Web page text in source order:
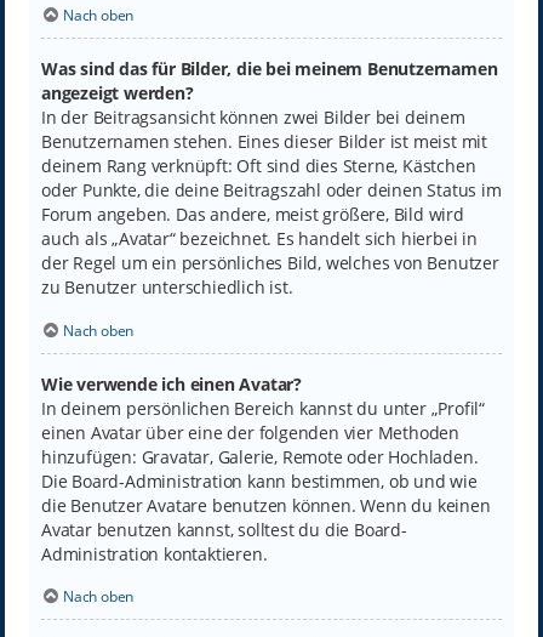
Nach oben
Was sind das für Bilder, die bei meinem Benutzernamen
angezeigt werden?
In der Beitragsansicht können zwei Bilder bei deinem
Benutzernamen stehen. Eines dieser Bilder ist meist mit
deinem Rang verknüpft: Oft sind dies Sterne, Kästchen
oder Punkte, die deine Beitragszahl oder deinen Status im
Forum angeben. Das andere, meist größere, Bild wird
auch als „Avatar“ bezeichnet. Es handelt sich hierbei in
der Regel um ein persönliches Bild, welches von Benutzer
zu Benutzer unterschiedlich ist.
Nach oben
Wie verwende ich einen Avatar?
In deinem persönlichen Bereich kannst du unter „Profil“
einen Avatar über eine der folgenden vier Methoden
hinzufügen: Gravatar, Galerie, Remote oder Hochladen.
Die Board-Administration kann bestimmen, ob und wie
die Benutzer Avatare benutzen können. Wenn du keinen
Avatar benutzen kannst, solltest du die Board-
Administration kontaktieren.
Nach oben